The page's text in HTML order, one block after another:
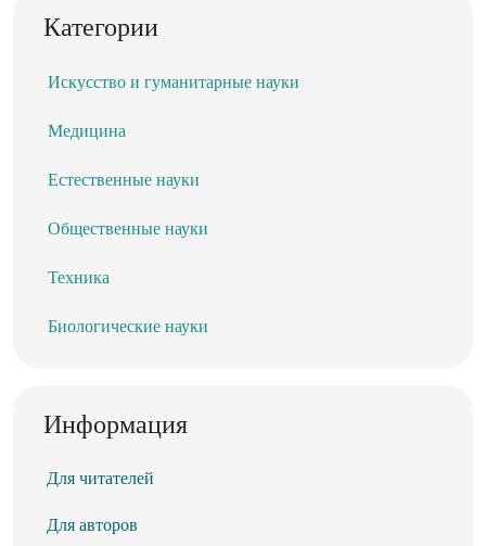
Категории
Искусство и гуманитарные науки
Медицина
Естественные науки
Общественные науки
Техника
Биологические науки
Информация
Для читателей
Для авторов